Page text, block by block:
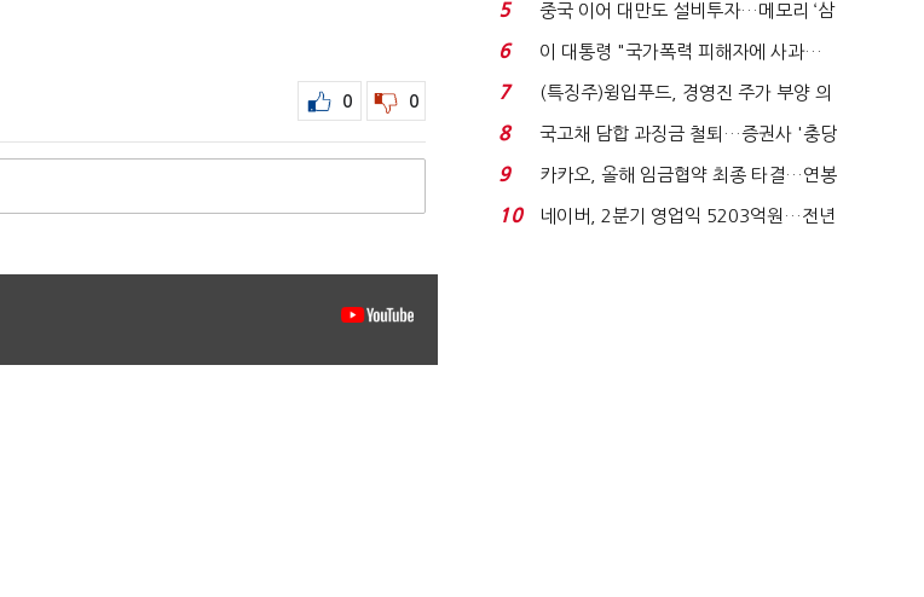
0 0
5
중국 이어 대만도 설비투자…메모리 ‘삼
국전쟁’
6
이 대통령 "국가폭력 피해자에 사과…
적극적 조사로 진...
7
(특징주)윙입푸드, 경영진 주가 부양 의
지에 상한가...
8
국고채 담합 과징금 철퇴…증권사 '충당
금 폭탄' 우려...
9
카카오, 올해 임금협약 최종 타결…연봉
6.3% 인상·격려...
10
네이버, 2분기 영업익 5203억원…전년